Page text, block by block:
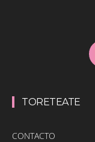
TORETEATE
CONTACTO